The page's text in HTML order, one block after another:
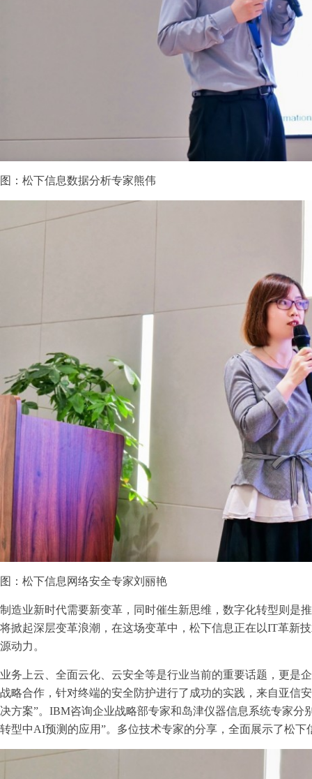
图：松下信息数据分析专家熊伟
图：松下信息网络安全专家刘丽艳
制造业新时代需要新变革，同时催生新思维，数字化转型则是
将掀起深层变革浪潮，在这场变革中，松下信息正在以IT革新
源动力。
业务上云、全面云化、云安全等是行业当前的重要话题，更是
战略合作，针对终端的安全防护进行了成功的实践，来自亚信
决方案”。IBM咨询企业战略部专家和岛津仪器信息系统专家分
转型中AI预测的应用”。多位技术专家的分享，全面展示了松下